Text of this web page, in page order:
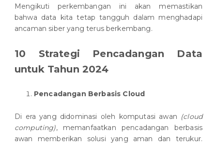
Mengikuti perkembangan ini akan memastikan
bahwa data kita tetap tangguh dalam menghadapi
ancaman siber yang terus berkembang.
10 Strategi Pencadangan Data
untuk Tahun 2024
Pencadangan Berbasis Cloud
Di era yang didominasi oleh komputasi awan (cloud
computing), memanfaatkan pencadangan berbasis
awan memberikan solusi yang aman dan terukur.